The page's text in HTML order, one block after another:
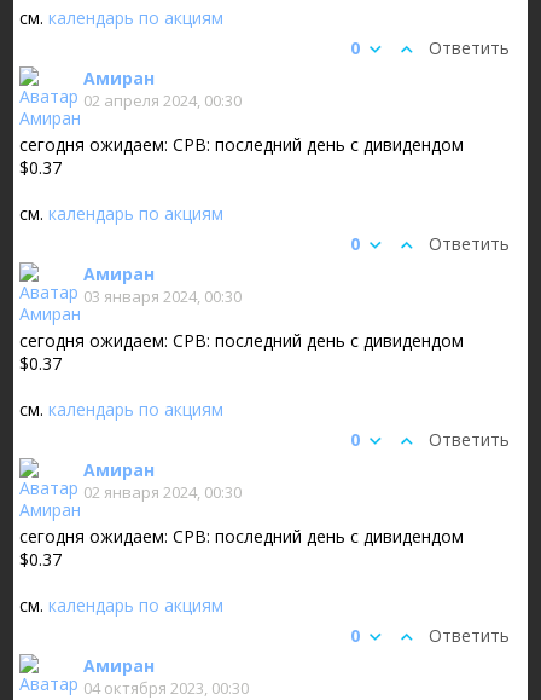
см.календарь по акциям
Ответить
0
Амиран
02 апреля 2024, 00:30
сегодня ожидаем: CPB: последний день с дивидендом
$0.37
см.календарь по акциям
Ответить
0
Амиран
03 января 2024, 00:30
сегодня ожидаем: CPB: последний день с дивидендом
$0.37
см.календарь по акциям
Ответить
0
Амиран
02 января 2024, 00:30
сегодня ожидаем: CPB: последний день с дивидендом
$0.37
см.календарь по акциям
Ответить
0
Амиран
04 октября 2023, 00:30